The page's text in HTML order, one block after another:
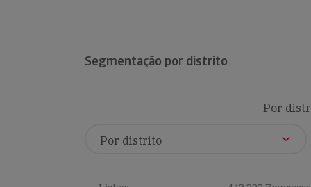
Segmentação por distrito
Por